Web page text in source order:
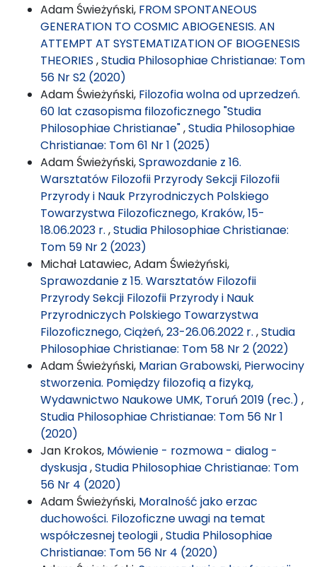
Adam Świeżyński, FROM SPONTANEOUS
GENERATION TO COSMIC ABIOGENESIS. AN
ATTEMPT AT SYSTEMATIZATION OF BIOGENESIS
THEORIES ,Studia Philosophiae Christianae: Tom
56 Nr S2 (2020)
Adam Świeżyński, Filozofia wolna od uprzedzeń.
60 lat czasopisma filozoficznego "Studia
Philosophiae Christianae",Studia Philosophiae
Christianae: Tom 61 Nr 1 (2025)
Adam Świeżyński,Sprawozdanie z 16.
Warsztatów Filozofii Przyrody Sekcji Filozofii
Przyrody i Nauk Przyrodniczych Polskiego
Towarzystwa Filozoficznego, Kraków, 15-
18.06.2023 r. ,Studia Philosophiae Christianae:
Tom 59 Nr 2 (2023)
Michał Latawiec, Adam Świeżyński,
Sprawozdanie z 15. Warsztatów Filozofii
Przyrody Sekcji Filozofii Przyrody i Nauk
Przyrodniczych Polskiego Towarzystwa
Filozoficznego, Ciążeń, 23-26.06.2022 r. ,Studia
Philosophiae Christianae: Tom 58 Nr 2 (2022)
Adam Świeżyński, Marian Grabowski, Pierwociny
stworzenia. Pomiędzy filozofią a fizyką,
Wydawnictwo Naukowe UMK, Toruń 2019 (rec.) ,
Studia Philosophiae Christianae: Tom 56 Nr 1
(2020)
Jan Krokos, Mówienie - rozmowa - dialog -
dyskusja,Studia Philosophiae Christianae: Tom
56 Nr 4 (2020)
Adam Świeżyński, Moralność jako erzac
duchowości. Filozoficzne uwagi na temat
współczesnej teologii,Studia Philosophiae
Christianae: Tom 56 Nr 4 (2020)